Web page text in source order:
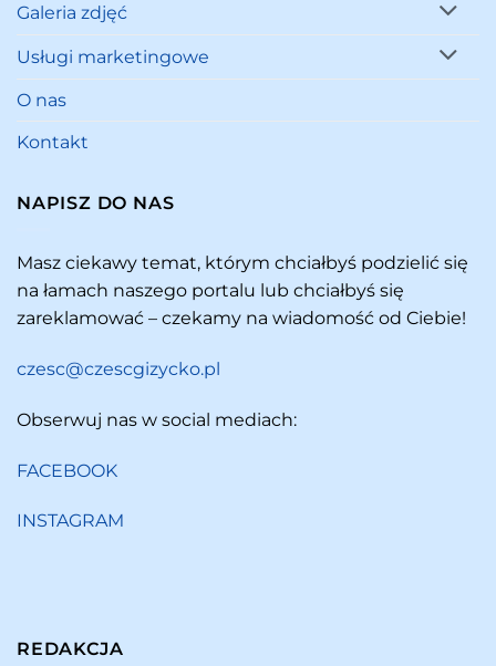
Galeria zdjęć
Usługi marketingowe
O nas
Kontakt
NAPISZ DO NAS
Masz ciekawy temat, którym chciałbyś podzielić się
na łamach naszego portalu lub chciałbyś się
zareklamować – czekamy na wiadomość od Ciebie!
czesc@czescgizycko.pl
Obserwuj nas w social mediach:
FACEBOOK
INSTAGRAM
REDAKCJA